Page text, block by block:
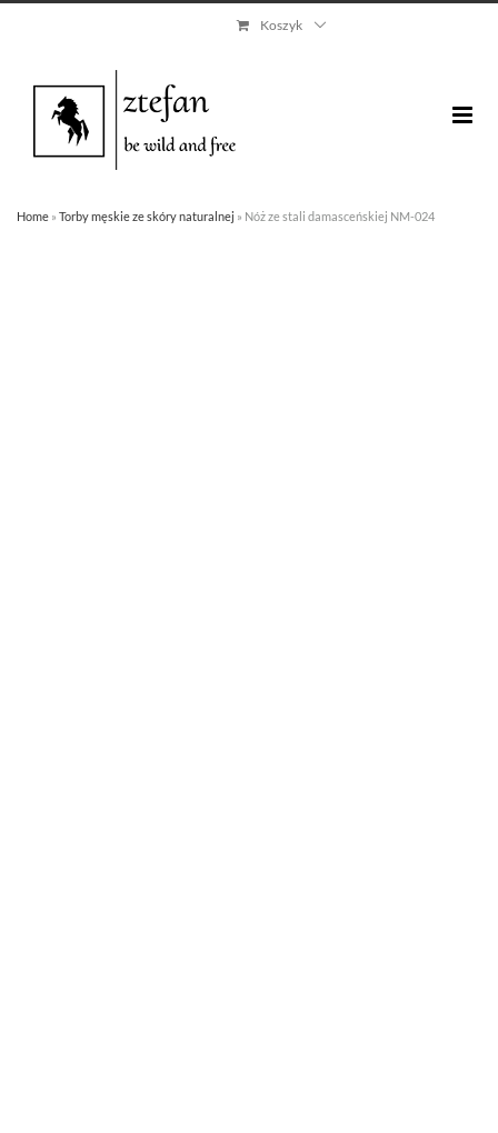
content
Koszyk
Home » Torby męskie ze skóry naturalnej » Nóż ze stali damasceńskiej NM-024